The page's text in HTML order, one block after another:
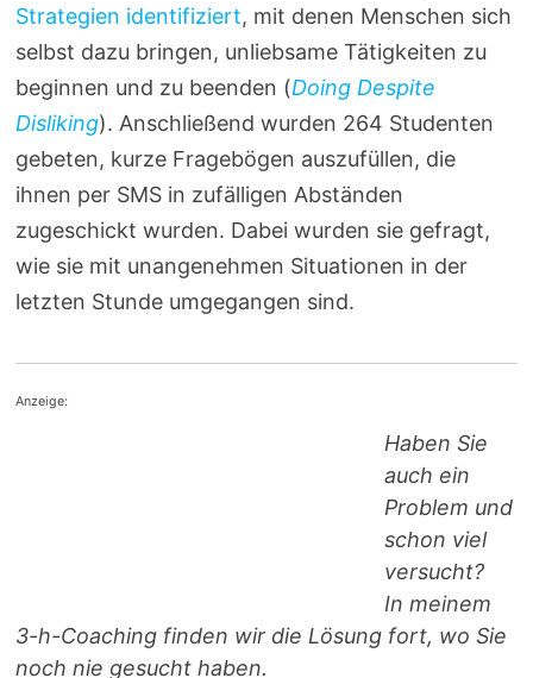
Strategien identifiziert, mit denen Menschen sich
selbst dazu bringen, unliebsame Tätigkeiten zu
beginnen und zu beenden (Doing Despite
Disliking). Anschließend wurden 264 Studenten
gebeten, kurze Fragebögen auszufüllen, die
ihnen per SMS in zufälligen Abständen
zugeschickt wurden. Dabei wurden sie gefragt,
wie sie mit unangenehmen Situationen in der
letzten Stunde umgegangen sind.
Anzeige:
Haben Sie
auch ein
Problem und
schon viel
versucht?
In meinem
3-h-Coaching finden wir die Lösung fort, wo Sie
noch nie gesucht haben.